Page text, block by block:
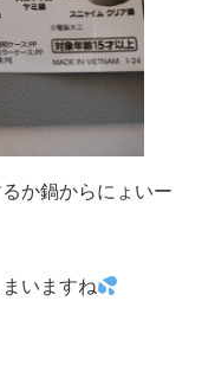
か鍋からにょいー
いますね